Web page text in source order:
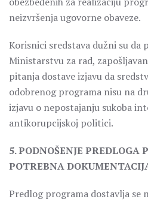
neizvršenja ugovorne obaveze.
Korisnici sredstava dužni su da
Ministarstvu za rad,
pitanja dostave izjavu da
odobrenog programa nisu na
izjavu o nepostajanju sukoba
antikorupcijskoj politici.
5. PODNOŠENJE PREDLOGA
POTREBNA
Predlog programa dostavlja se